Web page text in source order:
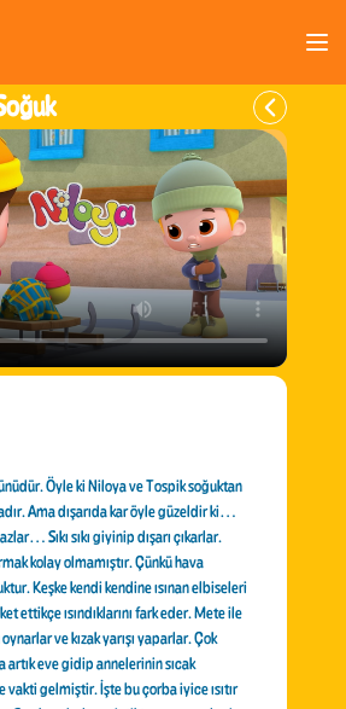
Öyle ki Niloya ve Tospik soğuktan
Ama dışarıda kar öyle güzeldir ki…
Sıkı sıkı giyinip dışarı çıkarlar.
kolay olmamıştır. Çünkü hava
Keşke kendi kendine ısınan elbiseleri
ettikçe ısındıklarını fark eder. Mete ile
ve kızak yarışı yaparlar. Çok
eve gidip annelerinin sıcak
vakti gelmiştir. İşte bu çorba iyice ısıtır